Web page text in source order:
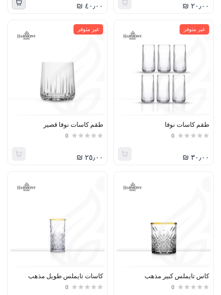
٢٠٫٠٠ ₪ ٤٠٫٠٠ ₪
غير متوفر
طقم كاسات نوفا
0
٣٠٫٠٠ ₪
غير متوفر
طقم كاسات نوفا قصير
0
٢٥٫٠٠ ₪
كاس تايملس كبير مذهب
0
كاسات تايملس طويل مذهب
0